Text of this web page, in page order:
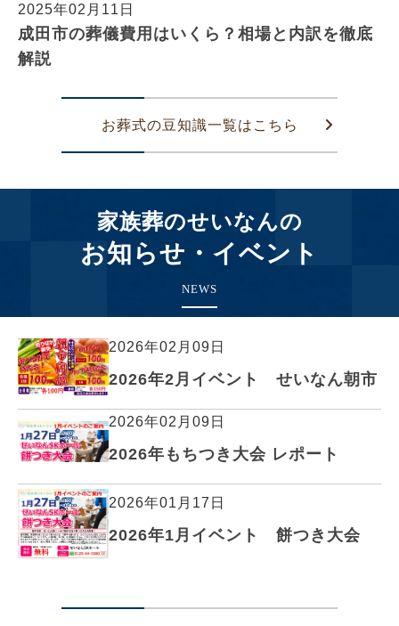
2025年02月11日
成田市の葬儀費用はいくら？相場と内訳を徹底
解説
お葬式の豆知識一覧はこちら
家族葬のせいなんの
お知らせ・イベント
NEWS
2026年02月09日
2026年2月イベント せいなん朝市
2026年02月09日
2026年もちつき大会 レポート
2026年01月17日
2026年1月イベント 餅つき大会